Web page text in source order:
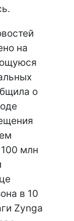
на
о
млн
в 10
Zynga